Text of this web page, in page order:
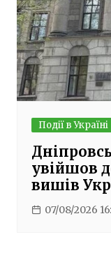
Події в Україні
увійшов
вишів
07/08/2026